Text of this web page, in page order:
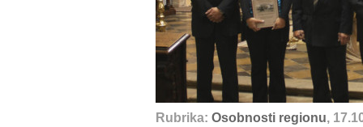
Rubrika: Osobnosti regionu,